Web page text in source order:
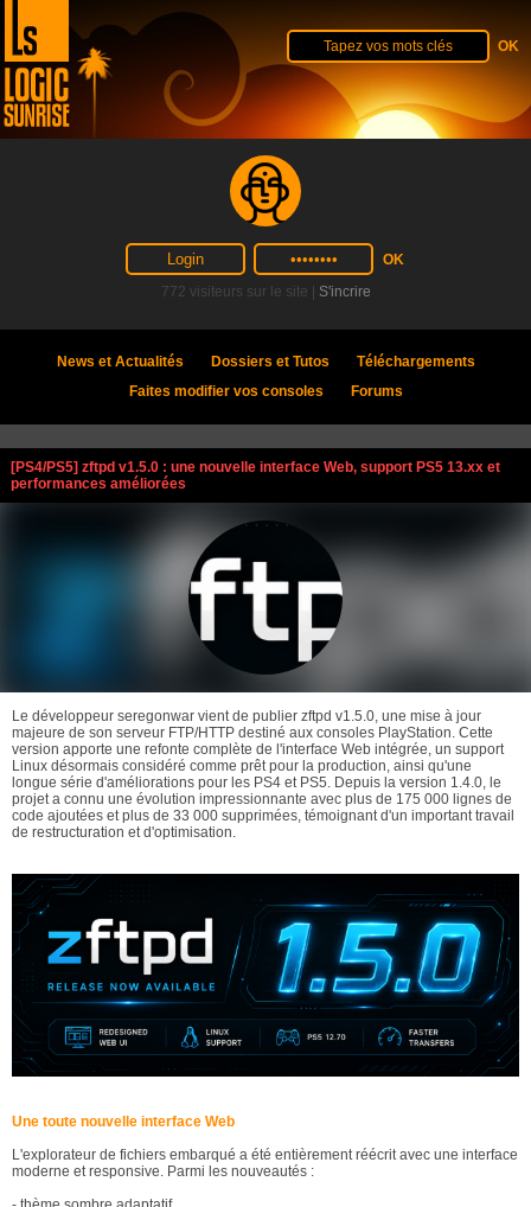
772 visiteurs sur le site | S'incrire
News et Actualités Dossiers et Tutos
Téléchargements
Faites modifier vos consoles
Forums
[PS4/PS5] zftpd v1.5.0 : une nouvelle interface Web, support PS5 13.xx et
performances améliorées
Le développeur seregonwar vient de publier zftpd v1.5.0, une mise à jour
majeure de son serveur FTP/HTTP destiné aux consoles PlayStation. Cette
version apporte une refonte complète de l'interface Web intégrée, un support
Linux désormais considéré comme prêt pour la production, ainsi qu'une
longue série d'améliorations pour les PS4 et PS5. Depuis la version 1.4.0, le
projet a connu une évolution impressionnante avec plus de 175 000 lignes de
code ajoutées et plus de 33 000 supprimées, témoignant d'un important travail
de restructuration et d'optimisation.
Une toute nouvelle interface Web
L'explorateur de fichiers embarqué a été entièrement réécrit avec une interface
moderne et responsive. Parmi les nouveautés :